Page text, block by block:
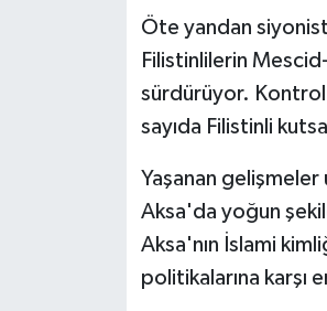
Öte yandan
Filistinlilerin
sürdürüyor. Kontrol
sayıda Filistinli
Yaşanan
Aksa'da yoğun
Aksa'nın İslami
politikalarına karşı